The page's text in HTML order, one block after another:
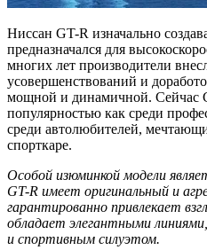
Ниссан GT-R изначально
предназначался для
многих лет производители
усовершенствований и
мощной и динамичной. Сейчас
популярностью как среди
среди автолюбителей,
спорткаре.
Особой изюминкой модели
GT-R имеет оригинальный и
гарантированно привлекает
обладает элегантными
и спортивным силуэтом.